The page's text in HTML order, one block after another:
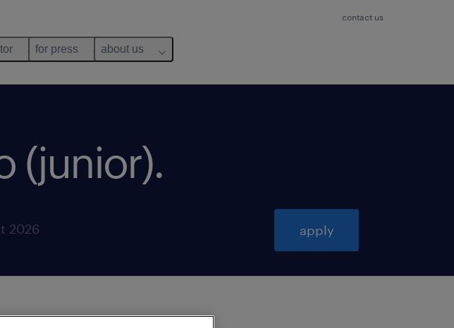
contact us
for press about us
(junior).
2026 apply